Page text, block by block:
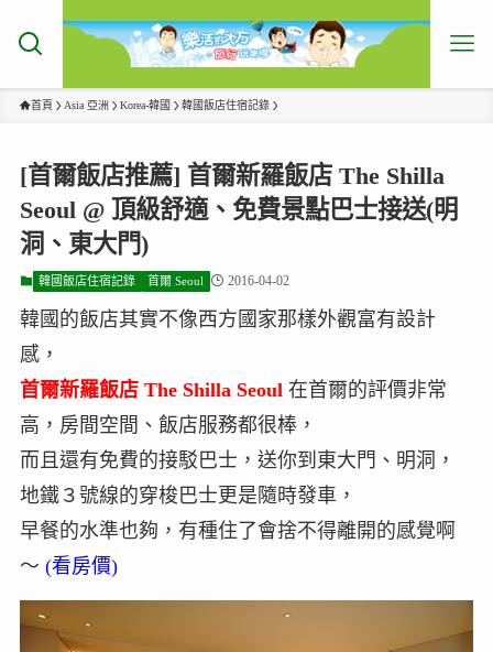
首頁 Asia 亞洲 Korea-韓國 韓國飯店住宿記錄
[首爾飯店推薦] 首爾新羅飯店 The Shilla
Seoul @ 頂級舒適、免費景點巴士接送(明
洞、東大門)
韓國飯店住宿記錄 首爾 Seoul 2016-04-02
韓國的飯店其實不像西方國家那樣外觀富有設計
感，
首爾新羅飯店 The Shilla Seoul在首爾的評價非常
高，房間空間、飯店服務都很棒，
而且還有免費的接駁巴士，送你到東大門、明洞，
地鐵３號線的穿梭巴士更是隨時發車，
早餐的水準也夠，有種住了會捨不得離開的感覺啊
～ (看房價)